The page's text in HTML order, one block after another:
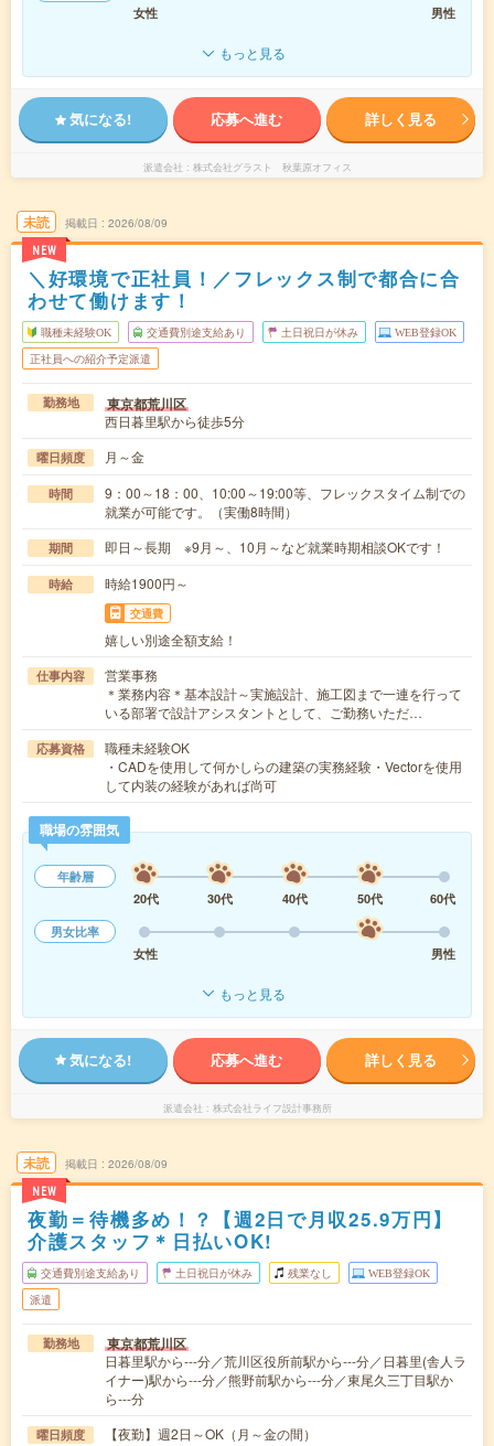
女性 男性
もっと見る
気になる! 応募へ進む 詳しく見る
派遣会社 株式会社グラスト 秋葉原オフィス
未読
NEW
掲載日 2026/08/09
＼好環境で正社員！／フレックス制で都合に合
わせて働けます！
職種未経験OK 交通費別途支給あり 土日祝日が休み WEB登録OK
正社員への紹介予定派遣
勤務地 東京都荒川区
西日暮里駅から徒歩5分
曜日頻度 月～金
時間
9：00～18：00、10:00～19:00等、フレックスタイム制での
就業が可能です。（実働8時間）
期間 即日～長期 ※9月～、10月～など就業時期相談OKです！
時給 時給1900円～
交通費
嬉しい別途全額支給！
仕事内容
営業事務
＊業務内容＊基本設計～実施設計、施工図まで一連を行って
いる部署で設計アシスタントとして、ご勤務いただ…
応募資格
職種未経験OK
・CADを使用して何かしらの建築の実務経験・Vectorを使用
して内装の経験があれば尚可
職場の雰囲気
年齢層
20代
30代 40代 50代
60代
男女比率
女性
男性
もっと見る
気になる! 応募へ進む 詳しく見る
派遣会社 株式会社ライフ設計事務所
未読
NEW
掲載日 2026/08/09
夜勤＝待機多め！？【週2日で月収25.9万円】
介護スタッフ＊日払いOK!
交通費別途支給あり 土日祝日が休み 残業なし WEB登録OK
派遣
勤務地 東京都荒川区
日暮里駅から---分／荒川区役所前駅から---分／日暮里(舎人ラ
イナー)駅から---分／熊野前駅から---分／東尾久三丁目駅か
ら---分
曜日頻度 【夜勤】週2日～OK（月～金の間）